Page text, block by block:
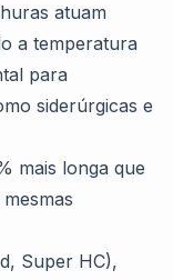
atuam
a temperatura
para
siderúrgicas e
mais longa que
Super HC),